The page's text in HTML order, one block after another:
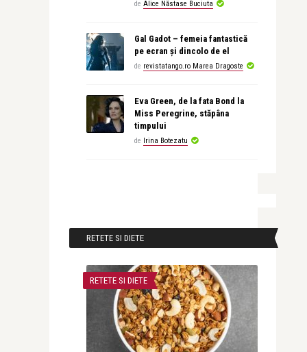
de Alice Năstase Buciuta
Gal Gadot – femeia fantastică
pe ecran și dincolo de el
de revistatango.ro Marea Dragoste
Eva Green, de la fata Bond la
Miss Peregrine, stăpâna
timpului
de Irina Botezatu
RETETE SI DIETE
RETETE SI DIETE